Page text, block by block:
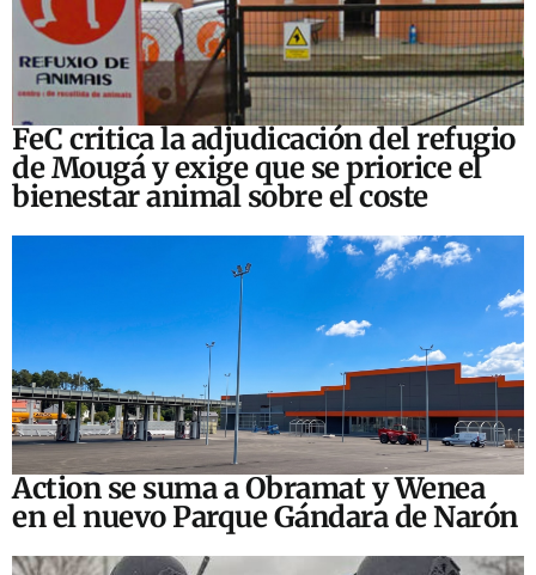
FeC critica la adjudicación del refugio
de Mougá y exige que se priorice el
bienestar animal sobre el coste
Action se suma a Obramat y Wenea
en el nuevo Parque Gándara de Narón